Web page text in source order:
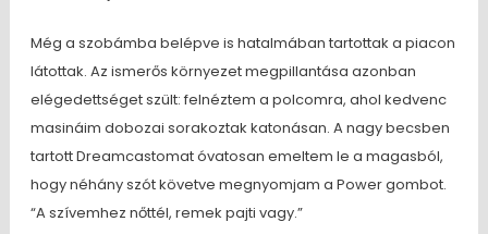
Még a szobámba belépve is hatalmában tartottak a piacon
látottak. Az ismerős környezet megpillantása azonban
elégedettséget szült: felnéztem a polcomra, ahol kedvenc
masináim dobozai sorakoztak katonásan. A nagy becsben
tartott Dreamcastomat óvatosan emeltem le a magasból,
hogy néhány szót követve megnyomjam a Power gombot.
“A szívemhez nőttél, remek pajti vagy.”